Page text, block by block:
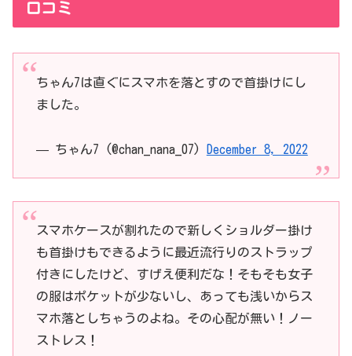
口コミ
ちゃん7は直ぐにスマホを落とすので首掛けにし
ました。
— ちゃん7 (@chan_nana_07) December 8, 2022
スマホケースが割れたので新しくショルダー掛け
も首掛けもできるように最近流行りのストラップ
付きにしたけど、すげえ便利だな！そもそも女子
の服はポケットが少ないし、あっても浅いからス
マホ落としちゃうのよね。その心配が無い！ノー
ストレス！